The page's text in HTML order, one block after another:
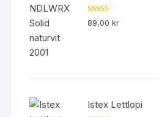
Betygsatt
5.00av 5
89,00kr
Istex Lettlopi